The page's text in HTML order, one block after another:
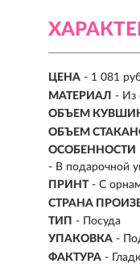
ЦЕНА - 1 081
МАТЕРИАЛ - Из
ОБЪЕМ
ОБЪЕМ
ОСОБЕННОСТИ
- В подарочной
ПРИНТ - С
СТРАНА
ТИП - Посуда
УПАКОВКА -
ФАКТУРА -